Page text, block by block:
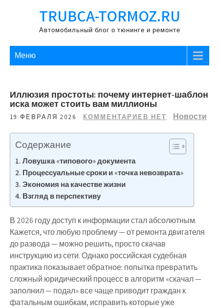
содержимому
TRUBCA-TORMOZ.RU
Автомобильный блог о тюнинге и ремонте
Меню
Иллюзия простоты: почему интернет-шаблон
иска может стоить вам миллионы
19 ФЕВРАЛЯ 2026 КОММЕНТАРИЕВ НЕТ Новости
Содержание
Ловушка «типового» документа
Процессуальные сроки и «точка невозврата»
Экономия на качестве жизни
Взгляд в перспективу
В 2026 году доступ к информации стал абсолютным.
Кажется, что любую проблему — от ремонта двигателя
до развода — можно решить, просто скачав
инструкцию из сети. Однако российская судебная
практика показывает обратное: попытка превратить
сложный юридический процесс в алгоритм «скачал —
заполнил — подал» все чаще приводит граждан к
фатальным ошибкам, исправить которые уже